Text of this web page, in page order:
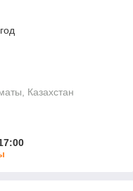
Казахстан